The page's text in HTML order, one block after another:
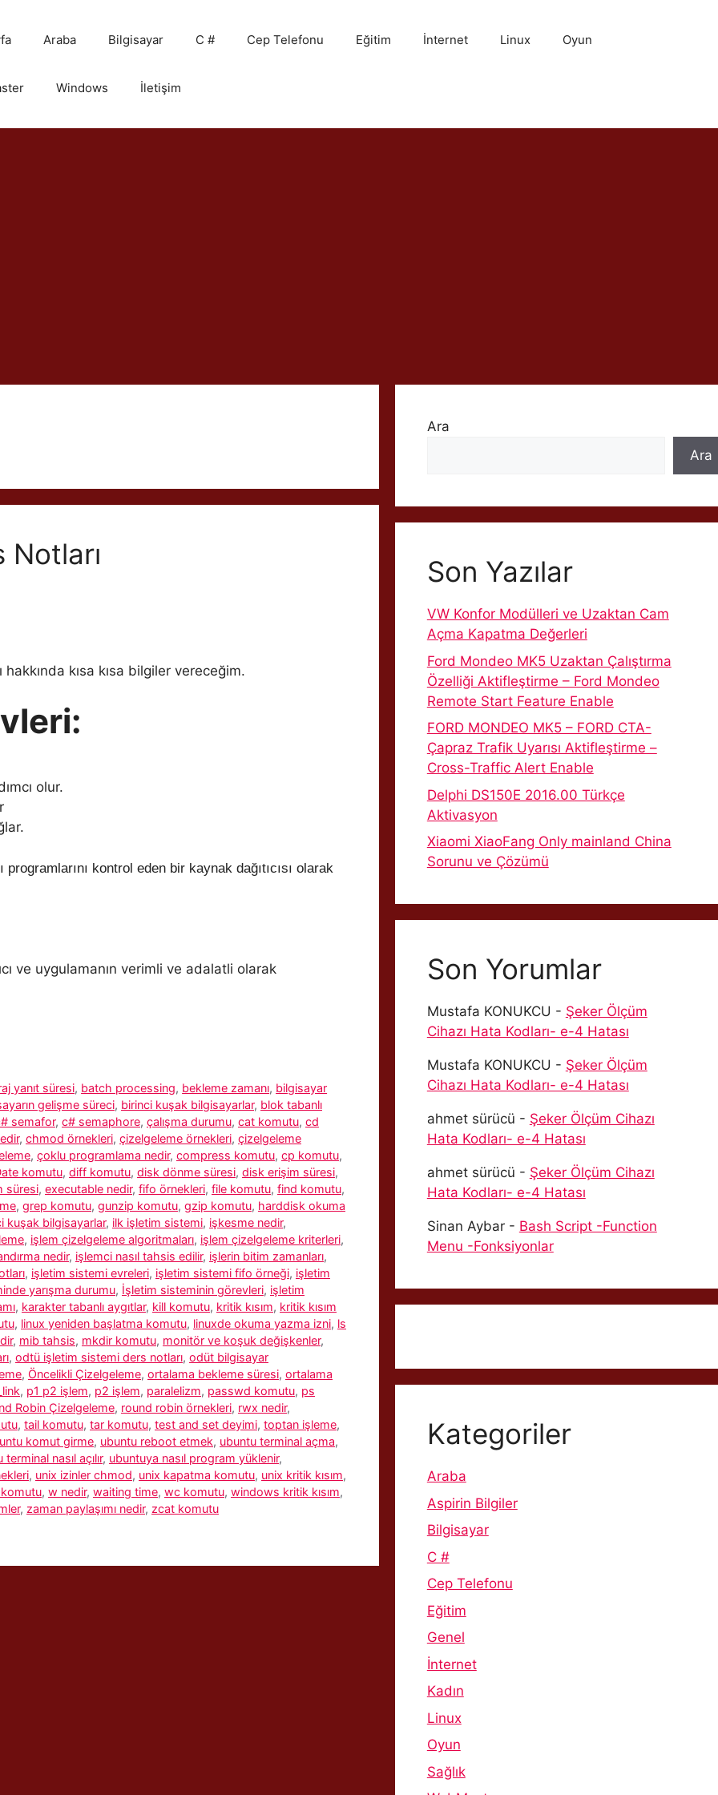
Araba Bilgisayar C # Cep Telefonu Eğitim İnternet Linux Oyun
Windows İletişim
kısa kısa bilgiler vereceğim.
olur.
kontrol eden bir kaynak dağıtıcısı olarak
ve uygulamanın verimli ve adalatli olarak
yanıt süresi, batch processing, bekleme zamanı, bilgisayar
gelişme süreci, birinci kuşak bilgisayarlar, blok tabanlı
semafor, c# semaphore, çalışma durumu, cat komutu, cd
, chmod örnekleri, çizelgeleme örnekleri, çizelgeleme
, çoklu programlama nedir, compress komutu, cp komutu,
komutu, diff komutu, disk dönme süresi, disk erişim süresi,
süresi, executable nedir, fifo örnekleri, file komutu, find komutu,
, grep komutu, gunzip komutu, gzip komutu, harddisk okuma
kuşak bilgisayarlar, ilk işletim sistemi, işkesme nedir,
, işlem çizelgeleme algoritmaları, işlem çizelgeleme kriterleri,
nedir, işlemci nasıl tahsis edilir, işlerin bitim zamanları,
, işletim sistemi evreleri, işletim sistemi fifo örneği, işletim
yarışma durumu, İşletim sisteminin görevleri, işletim
, karakter tabanlı aygıtlar, kill komutu, kritik kısım, kritik kısım
, linux yeniden başlatma komutu, linuxde okuma yazma izni, ls
, mib tahsis, mkdir komutu, monitör ve koşuk değişkenler,
, odtü işletim sistemi ders notları, odüt bilgisayar
, Öncelikli Çizelgeleme, ortalama bekleme süresi, ortalama
, p1 p2 işlem, p2 işlem, paralelizm, passwd komutu, ps
Robin Çizelgeleme, round robin örnekleri, rwx nedir,
, tail komutu, tar komutu, test and set deyimi, toptan işleme,
komut girme, ubuntu reboot etmek, ubuntu terminal açma,
terminal nasıl açılır, ubuntuya nasıl program yüklenir,
, unix izinler chmod, unix kapatma komutu, unix kritik kısım,
, w nedir, waiting time, wc komutu, windows kritik kısım,
, zaman paylaşımı nedir, zcat komutu
Ara
Ara
Son Yazılar
VW Konfor Modülleri ve Uzaktan Cam
Açma Kapatma Değerleri
Ford Mondeo MK5 Uzaktan Çalıştırma
Özelliği Aktifleştirme – Ford Mondeo
Remote Start Feature Enable
FORD MONDEO MK5 – FORD CTA-
Çapraz Trafik Uyarısı Aktifleştirme –
Cross-Traffic Alert Enable
Delphi DS150E 2016.00 Türkçe
Aktivasyon
Xiaomi XiaoFang Only mainland China
Sorunu ve Çözümü
Son Yorumlar
Mustafa KONUKCU - Şeker Ölçüm
Cihazı Hata Kodları- e-4 Hatası
Mustafa KONUKCU - Şeker Ölçüm
Cihazı Hata Kodları- e-4 Hatası
ahmet sürücü - Şeker Ölçüm Cihazı
Hata Kodları- e-4 Hatası
ahmet sürücü - Şeker Ölçüm Cihazı
Hata Kodları- e-4 Hatası
Sinan Aybar- Bash Script -Function
Menu -Fonksiyonlar
Kategoriler
Araba
Aspirin Bilgiler
Bilgisayar
C #
Cep Telefonu
Eğitim
Genel
İnternet
Kadın
Linux
Oyun
Sağlık